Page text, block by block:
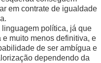
em contrate de igualdade
política, já que
muito menos definitiva, e
de ser ambígua e
dependendo da